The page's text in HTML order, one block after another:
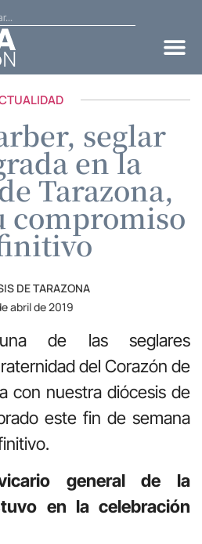
seglar
en la
Tarazona,
compromiso
DE TARAZONA
abril de 2019
de las seglares
del Corazón de
con nuestra diócesis de
este fin de semana
general de la
en la celebración